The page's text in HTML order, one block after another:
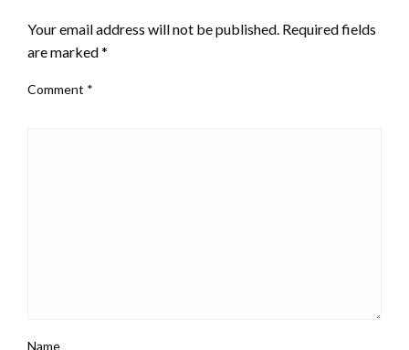
Your email address will not be published. Required fields
are marked*
Comment *
Name